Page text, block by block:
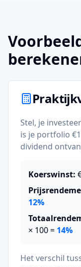
Stel, je
is je portfolio
dividend
Koerswinst:
12%
× 100 = 14%
Het verschil